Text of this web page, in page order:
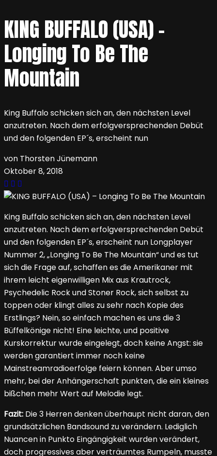
KING BUFFALO (USA) –
Longing To Be The
Mountain
King Buffalo schicken sich an, den nächsten Level
anzutreten. Nach dem erfolgversprechenden Debüt
und den folgenden EP´s, erscheint nun
von Thorsten Jünemann
Oktober 8, 2018
King Buffalo schicken sich an, den nächsten Level
anzutreten. Nach dem erfolgversprechenden Debüt
und den folgenden EP´s, erscheint nun Longplayer
Nummer 2, „Longing To Be The Mountain“ und es tut
sich die Frage auf, schaffen es die Amerikaner mit
ihrem leicht eigenwilligen Mix aus Krautrock,
Psychedelic Rock und Stoner Rock, sich selbst zu
toppen oder klingt alles zu sehr nach Kopie des
Erstlings? Nein, so einfach machen es uns die 3
Büffelkönige nicht! Eine leichte, und positive
Kurskorrektur wurde eingelegt, doch keine Angst: sie
werden garantiert immer noch keine
Mainstreamradioerfolge feiern können. Aber umso
mehr, bei der Anhängerschaft punkten, die ein kleines
bißchen mehr Wert auf Melodie legt.
Fazit: Die 3 Herren denken überhaupt nicht daran, den
grundsätzlichen Bandsound zu verändern. Lediglich
Nuancen in Punkto Eingängigkeit wurden verändert,
doch progressives aber verträumtes Rumpeln, musste